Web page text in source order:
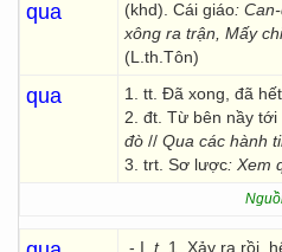
qua (khd). Cái giáo:
xông ra trận, Mấy
(L.th.Tôn)
qua 1. tt. Đã xong, đã hết
2. đt. Từ bên nầy tới
đò // Qua các hành
3. trt. Sơ lược: Xem
.- I. t. 1. Xảy ra rồi,